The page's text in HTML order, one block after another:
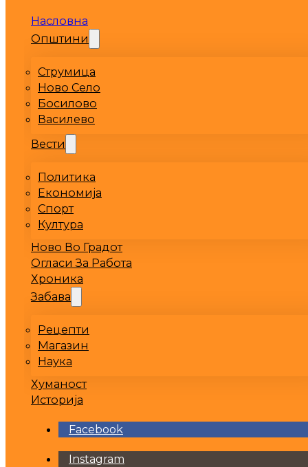
Насловна
Општини
Струмица
Ново Село
Босилово
Василево
Вести
Политика
Економија
Спорт
Култура
Ново Во Градот
Огласи За Работа
Хроника
Забава
Рецепти
Магазин
Наука
Хуманост
Историја
Facebook
Instagram